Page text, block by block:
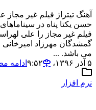
آهنگ تیتراژ فیلم غیر
حسن یکتا پناه در
فیلم غیر مجاز را علی
گمشدگان مهرزاد امیرخانی
می باشد. ...
۵ آذر ۱۳۹۶،‏ ۹:۵۲
ادامه
نرم افزار